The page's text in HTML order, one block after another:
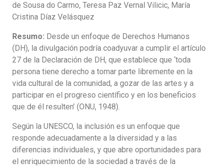
de Sousa do Carmo, Teresa Paz Vernal Vilicic, María
Cristina Díaz Velásquez
Resumo: Desde un enfoque de Derechos Humanos
(DH), la divulgación podría coadyuvar a cumplir el artículo
27 de la Declaración de DH, que establece que ‘toda
persona tiene derecho a tomar parte libremente en la
vida cultural de la comunidad, a gozar de las artes y a
participar en el progreso científico y en los beneficios
que de él resulten’ (ONU, 1948).
Según la UNESCO, la inclusión es un enfoque que
responde adecuadamente a la diversidad y a las
diferencias individuales, y que abre oportunidades para
el enriquecimiento de la sociedad a través de la